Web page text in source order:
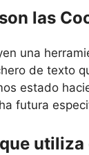
las
una
de texto
estado
futura